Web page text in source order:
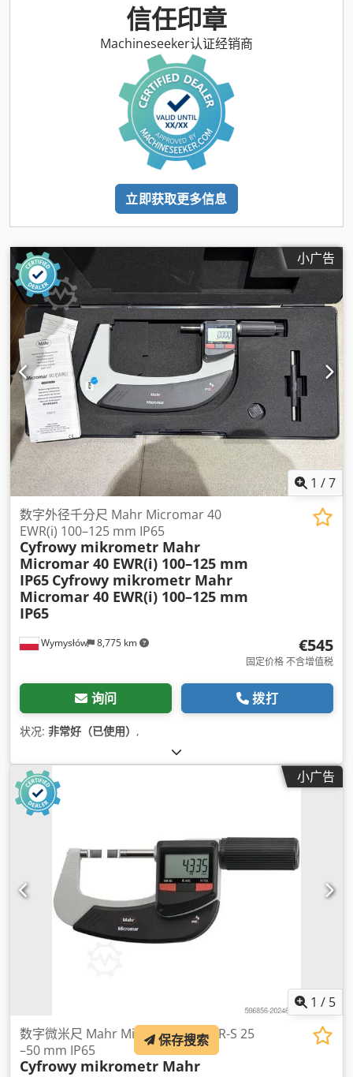
信任印章
Machineseeker认证经销商
立即获取更多信息
小广告
1 /7
Wymysłów 8,775 km
数字外径千分尺 Mahr Micromar 40
EWR(i) 100–125 mm IP65
Cyfrowy mikrometr Mahr
Micromar 40 EWR(i) 100–125 mm
IP65 Cyfrowy mikrometr Mahr
Micromar 40 EWR(i) 100–125 mm
IP65
€545
固定价格 不含增值税
询问 拨打
状况: 非常好（已使用） ,
小广告
1 / 5
数字微米尺 Mahr Micromar 40 EWR-S 25
–50 mm IP65
Cyfrowy mikrometr Mahr
保存搜索